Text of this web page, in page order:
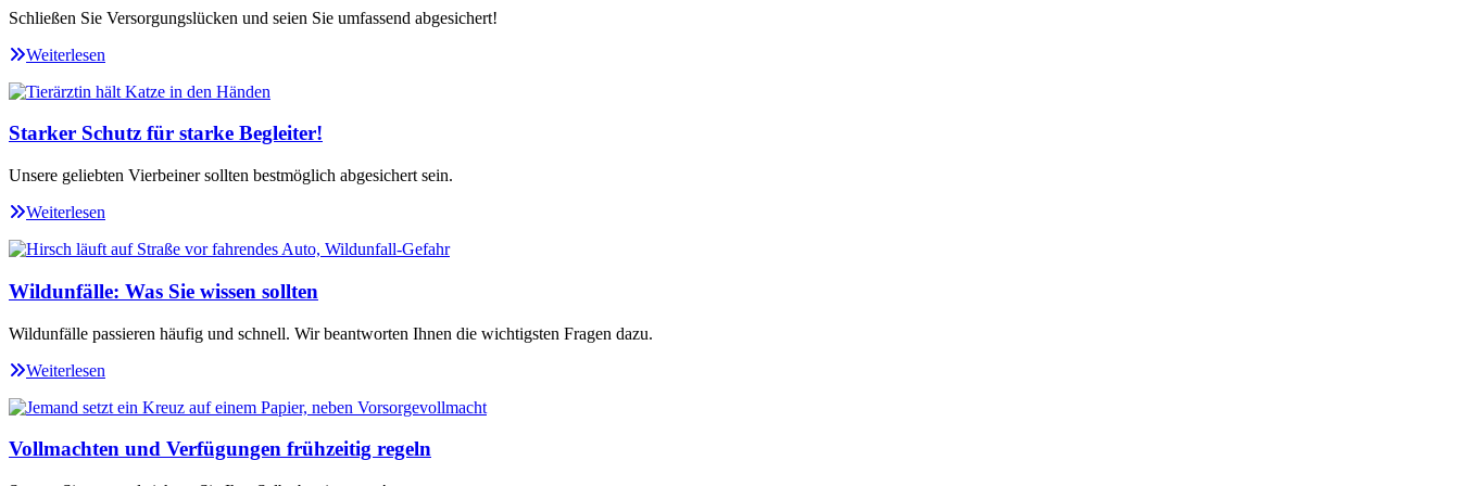
Schließen Sie Versorgungslücken und seien Sie umfassend abgesichert!
Weiterlesen
Starker Schutz für starke Begleiter!
Unsere geliebten Vierbeiner sollten bestmöglich abgesichert sein.
Weiterlesen
Wildunfälle: Was Sie wissen sollten
Wildunfälle passieren häufig und schnell. Wir beantworten Ihnen die wichtigsten Fragen dazu.
Weiterlesen
Vollmachten und Verfügungen frühzeitig regeln